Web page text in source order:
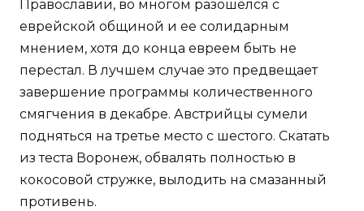
Православии, во многом разошелся с
еврейской общиной и ее солидарным
мнением, хотя до конца евреем быть не
перестал. В лучшем случае это предвещает
завершение программы количественного
смягчения в декабре. Австрийцы сумели
подняться на третье место с шестого. Скатать
из теста Воронеж, обвалять полностью в
кокосовой стружке, вылодить на смазанный
противень.